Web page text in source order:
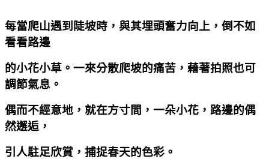
每當爬山遇到陡坡時，與其埋頭奮力向上，倒不如
看看路邊
的小花小草。一來分散爬坡的痛苦，藉著拍照也可
調節氣息。
偶而不經意地，就在方寸間，一朵小花，路邊的偶
然邂逅，
引人駐足欣賞，捕捉春天的色彩。